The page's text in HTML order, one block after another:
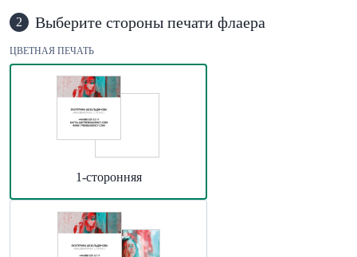
2 Выберите стороны печати флаера
ЦВЕТНАЯ ПЕЧАТЬ
1-сторонняя